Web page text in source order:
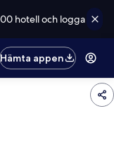
hotell och logga
Hämta appen